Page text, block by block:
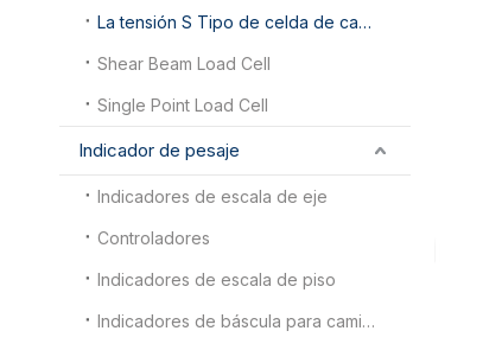
La tensión S Tipo de celda de carga
Shear Beam Load Cell
Single Point Load Cell
Indicador de pesaje
Indicadores de escala de eje
Controladores
Indicadores de escala de piso
Indicadores de báscula para camiones